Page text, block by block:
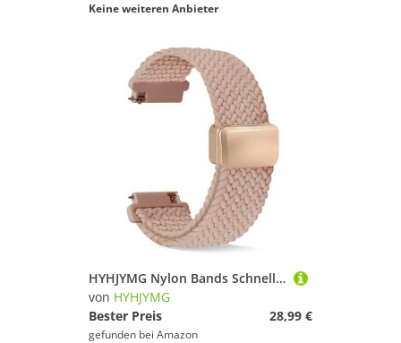
Keine weiteren Anbieter
HYHJYMG Nylon Bands Schnellveröffentlichung geflochtenes Nylon -Uhren -Bänder Stretchy Sportersatz für Männer und Frauen 20mm 22 mm
von HYHJYMG
Bester Preis
28,99 €
gefunden bei Amazon